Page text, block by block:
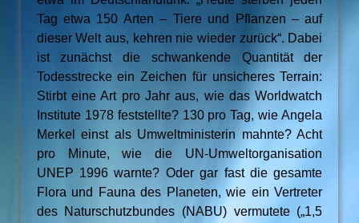
Tag etwa 150 Arten – Tiere und Pflanzen – auf
dieser Welt aus, kehren nie wieder zurück“. Dabei
ist zunächst die schwankende Quantität der
Todesstrecke ein Zeichen für unsicheres Terrain:
Stirbt eine Art pro Jahr aus, wie das Worldwatch
Institute 1978 feststellte? 130 pro Tag, wie Angela
Merkel einst als Umweltministerin mahnte? Acht
pro Minute, wie die UN-Umweltorganisation
UNEP 1996 warnte? Oder gar fast die gesamte
Flora und Fauna des Planeten, wie ein Vertreter
des Naturschutzbundes (NABU) vermutete („1,5